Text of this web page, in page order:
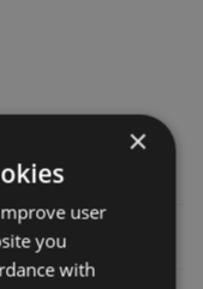
le parcours du flux
routine,
AirstraitT. Lissez à
coiffer directement
» qui permet
avec un
« Sec » pour
×
user
you
with